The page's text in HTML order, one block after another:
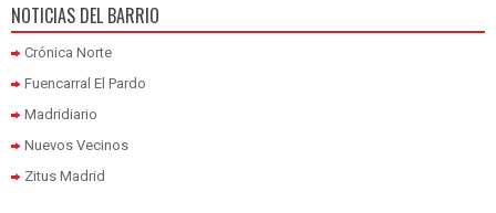
NOTICIAS DEL BARRIO
Crónica Norte
Fuencarral El Pardo
Madridiario
Nuevos Vecinos
Zitus Madrid